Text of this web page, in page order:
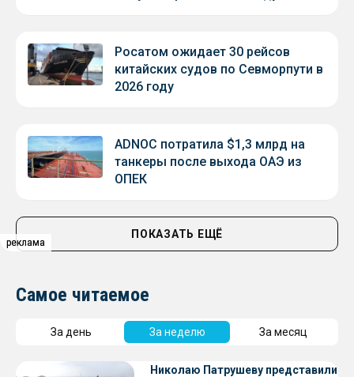
реклама
реклама
реклама
Росатом ожидает 30 рейсов
китайских судов по Севморпути в
2026 году
ADNOC потратила $1,3 млрд на
танкеры после выхода ОАЭ из
ОПЕК
ПОКАЗАТЬ ЕЩЁ
Самое читаемое
За день За неделю За месяц
Николаю Патрушеву представили